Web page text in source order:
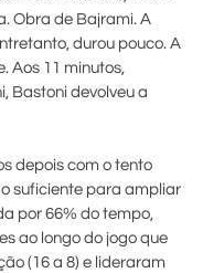
Obra de Bajrami. A
durou pouco. A
Aos 11 minutos,
Bastoni devolveu a
depois com o tento
suficiente para ampliar
por 66% do tempo,
ao longo do jogo que
(16 a 8) e lideraram